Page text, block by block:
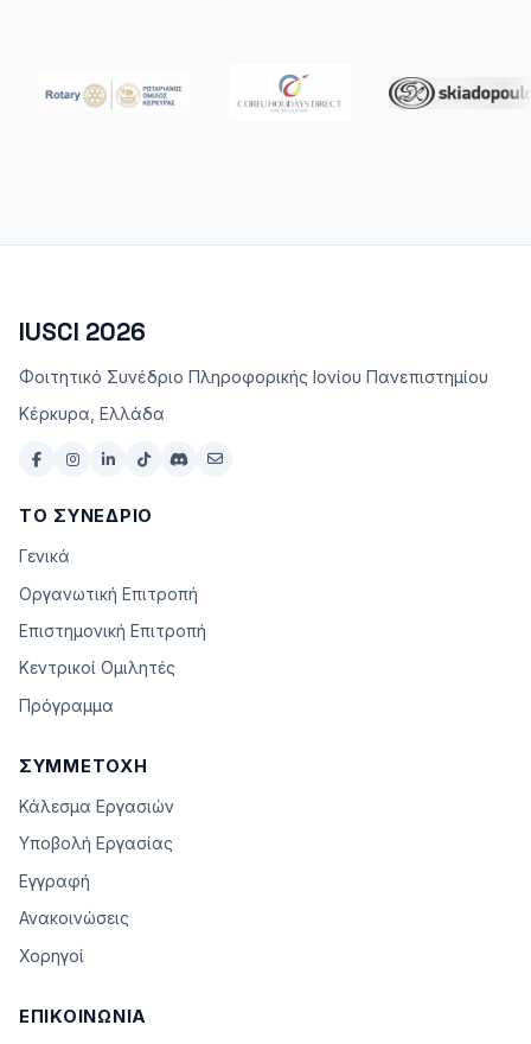
IUSCI 2026
Φοιτητικό Συνέδριο Πληροφορικής Ιονίου Πανεπιστημίου
Κέρκυρα, Ελλάδα
ΤΟ ΣΥΝΈΔΡΙΟ
Γενικά
Οργανωτική Επιτροπή
Επιστημονική Επιτροπή
Κεντρικοί Ομιλητές
Πρόγραμμα
ΣΥΜΜΕΤΟΧΉ
Κάλεσμα Εργασιών
Υποβολή Εργασίας
Εγγραφή
Ανακοινώσεις
Χορηγοί
ΕΠΙΚΟΙΝΩΝΊΑ